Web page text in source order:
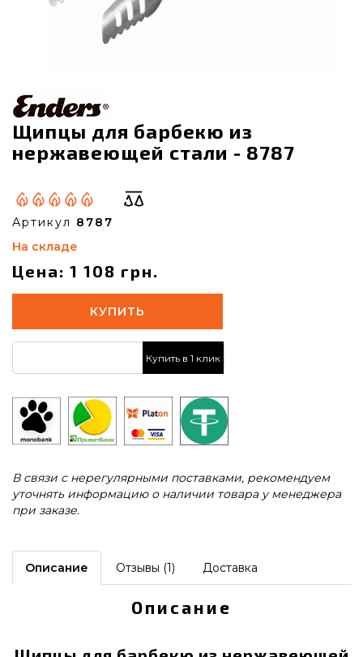
Щипцы для барбекю из
нержавеющей стали - 8787
Артикул 8787
На складе
Цена: 1 108 грн.
КУПИТЬ
Купить в 1 клик
В связи с нерегулярными поставками, рекомендуем
уточнять информацию о наличии товара у менеджера
при заказе.
Описание Отзывы (1) Доставка
Описание